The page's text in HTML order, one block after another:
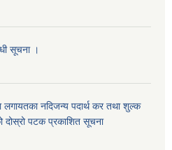
सूचना ।
नदिजन्य पदार्थ कर तथा शुल्क
दोस्रो पटक प्रकाशित सूचना